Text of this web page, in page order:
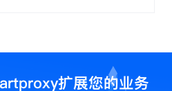
扩展您的业务